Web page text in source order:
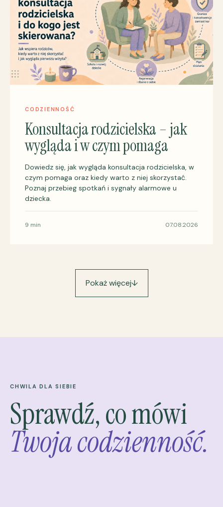
CODZIENNOŚĆ
Konsultacja rodzicielska – jak
wygląda i w czym pomaga
Dowiedz się, jak wygląda konsultacja rodzicielska, w
czym pomaga oraz kiedy warto z niej skorzystać.
Poznaj przebieg spotkań i sygnały alarmowe u
dziecka.
9 min 07.08.2026
Pokaż więcej↓
CHWILA DLA SIEBIE
Sprawdź, co mówi
Twoja codzienność.